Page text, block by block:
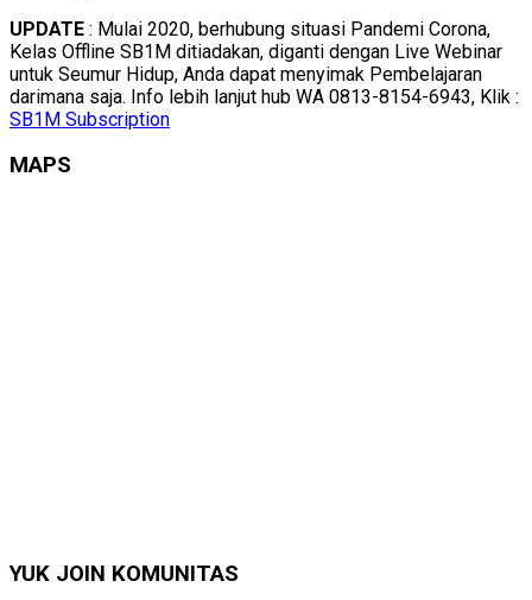
UPDATE : Mulai 2020, berhubung situasi Pandemi Corona,
Kelas Offline SB1M ditiadakan, diganti dengan Live Webinar
untuk Seumur Hidup, Anda dapat menyimak Pembelajaran
darimana saja. Info lebih lanjut hub WA 0813-8154-6943, Klik :
SB1M Subscription
MAPS
YUK JOIN KOMUNITAS